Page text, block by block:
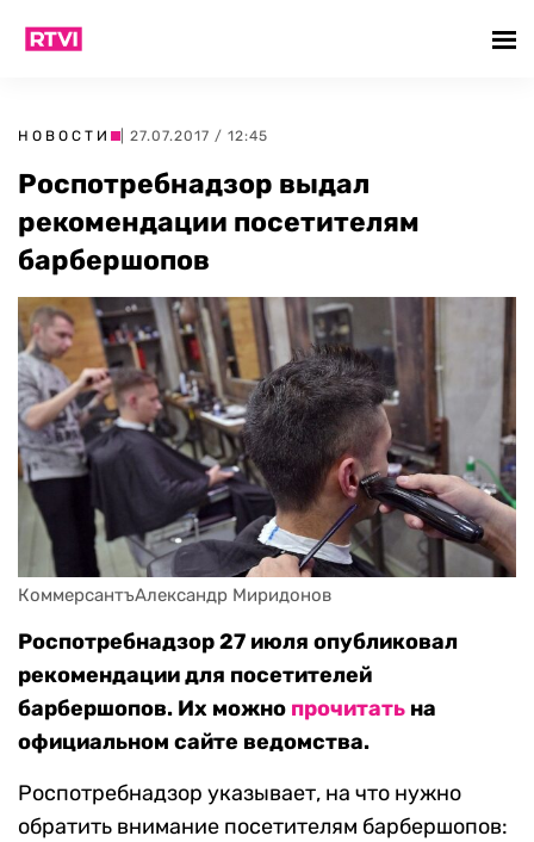
НОВОСТИ | 27.07.2017 / 12:45
Роспотребнадзор выдал
рекомендации посетителям
барбершопов
КоммерсантъАлександр Миридонов
Роспотребнадзор 27 июля опубликовал
рекомендации для посетителей
барбершопов. Их можно прочитать на
официальном сайте ведомства.
Роспотребнадзор указывает, на что нужно
обратить внимание посетителям барбершопов: